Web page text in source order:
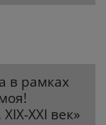
в рамках
XXI век»